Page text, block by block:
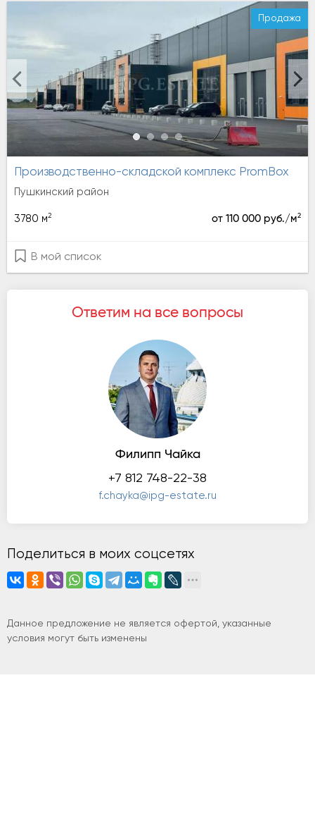
Продажа
Производственно-складской комплекс PromBox
Пушкинский район
3780 м2 от 110 000 руб./м2
В мой список
Ответим на все вопросы
Филипп Чайка
+7 812 748-22-38
f.chayka@ipg-estate.ru
Поделиться в моих соцсетях
Данное предложение не является офертой, указанные
условия могут быть изменены